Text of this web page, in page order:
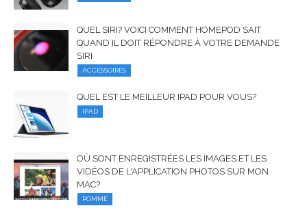
QUEL SIRI? VOICI COMMENT HOMEPOD SAIT
QUAND IL DOIT RÉPONDRE À VOTRE DEMANDE
SIRI
ACCESSOIRES
QUEL EST LE MEILLEUR IPAD POUR VOUS?
IPAD
OÙ SONT ENREGISTRÉES LES IMAGES ET LES
VIDÉOS DE L'APPLICATION PHOTOS SUR MON
MAC?
POMME